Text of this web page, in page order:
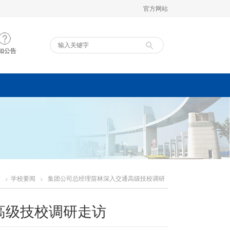
官方网站
公告
学校要闻 集团公司总经理苗林深入交通高级技校调研
级技校调研走访